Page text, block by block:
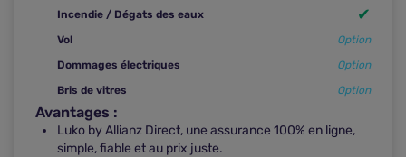
Incendie / Dégats des eaux ✔
Vol
Option
Dommages électriques
Option
Bris de vitres
Option
Avantages :
Luko by Allianz Direct, une assurance 100% en ligne,
simple, fiable et au prix juste.